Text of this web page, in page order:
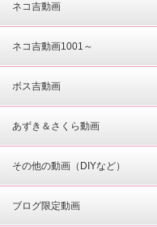
ネコ吉動画
ネコ吉動画1001～
ボス吉動画
あずき＆さくら動画
その他の動画（DIYなど）
ブログ限定動画